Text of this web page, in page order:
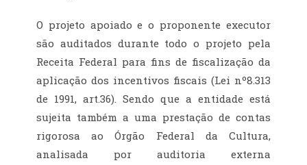
O projeto apoiado e o proponente executor
são auditados durante todo o projeto pela
Receita Federal para fins de fiscalização da
aplicação dos incentivos fiscais (Lei nº8.313
de 1991, art.36). Sendo que a entidade está
sujeita também a uma prestação de contas
rigorosa ao Órgão Federal da Cultura,
analisada por auditoria externa